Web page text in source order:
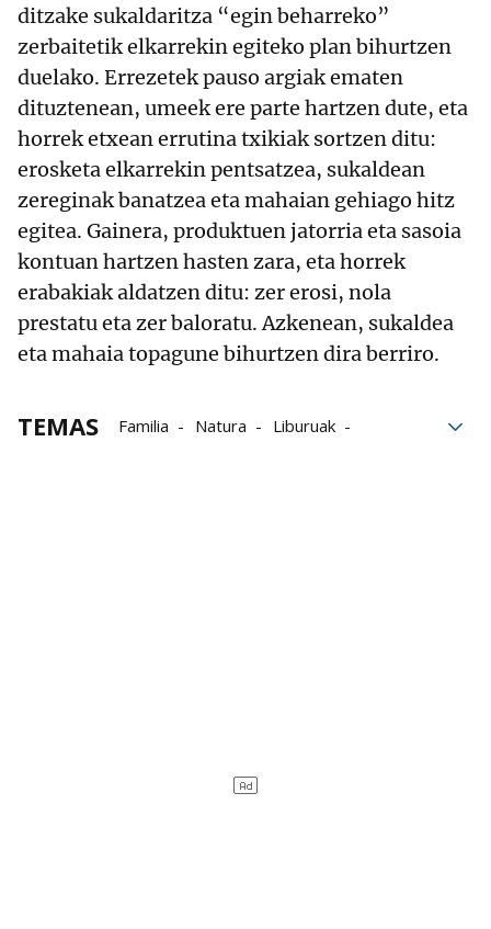
ditzake sukaldaritza “egin beharreko”
zerbaitetik elkarrekin egiteko plan bihurtzen
duelako. Errezetek pauso argiak ematen
dituztenean, umeek ere parte hartzen dute, eta
horrek etxean errutina txikiak sortzen ditu:
erosketa elkarrekin pentsatzea, sukaldean
zereginak banatzea eta mahaian gehiago hitz
egitea. Gainera, produktuen jatorria eta sasoia
kontuan hartzen hasten zara, eta horrek
erabakiak aldatzen ditu: zer erosi, nola
prestatu eta zer baloratu. Azkenean, sukaldea
eta mahaia topagune bihurtzen dira berriro.
TEMAS Familia Natura
Liburuak